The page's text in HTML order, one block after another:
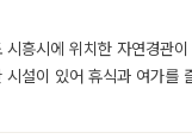
시흥시에 위치한 자연경관
시설이 있어 휴식과 여가를